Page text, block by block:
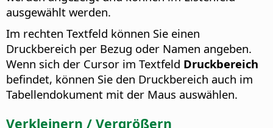
ausgewählt werden.
Im rechten Textfeld können Sie einen
Druckbereich per Bezug oder Namen angeben.
Wenn sich der Cursor im Textfeld Druckbereich
befindet, können Sie den Druckbereich auch im
Tabellendokument mit der Maus auswählen.
Verkleinern / Vergrößern